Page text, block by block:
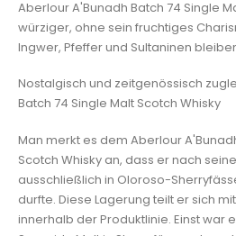
Aberlour A'Bunadh Batch 74 Single
würziger, ohne sein fruchtiges
Ingwer, Pfeffer und Sultaninen
Nostalgisch und zeitgenössisch
Batch 74 Single Malt Scotch Whisky
Man merkt es dem Aberlour
Scotch Whisky an, dass er nach
ausschließlich in Oloroso-
durfte. Diese Lagerung teilt er sich
innerhalb der Produktlinie. Einst war